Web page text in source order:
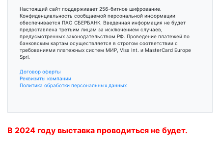
Настоящий сайт поддерживает 256-битное шифрование.
Конфиденциальность сообщаемой персональной информации
обеспечивается ПАО СБЕРБАНК. Введенная информация не будет
предоставлена третьим лицам за исключением случаев,
предусмотренных законодательством РФ. Проведение платежей по
банковским картам осуществляется в строгом соответствии с
требованиями платежных систем МИР, Visa Int. и MasterCard Europe
Sprl.
Договор оферты
Реквизиты компании
Политика обработки персональных данных
В 2024 году выставка проводиться не будет.